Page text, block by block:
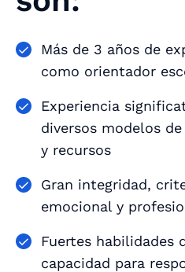
Más de 3 años de
como orientador
Experiencia
diversos modelos
y recursos
Gran integridad,
emocional y
Fuertes habilidades
capacidad para